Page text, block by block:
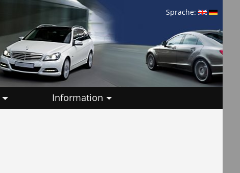
Sprache:
Information